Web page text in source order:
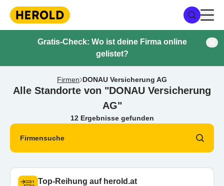
Gratis-Check: Wo ist deine Firma online
gelistet?
Firmen DONAU Versicherung AG
Alle Standorte von "DONAU Versicherung
AG"
12 Ergebnisse gefunden
Firmensuche
Top-Reihung auf herold.at